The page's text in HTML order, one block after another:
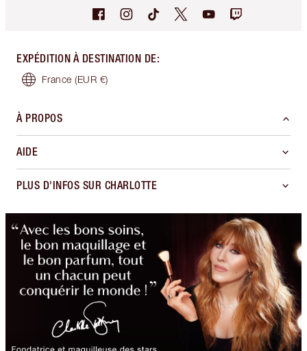
EXPÉDITION À DESTINATION DE:
France (EUR €)
À PROPOS
AIDE
PLUS D'INFOS SUR CHARLOTTE